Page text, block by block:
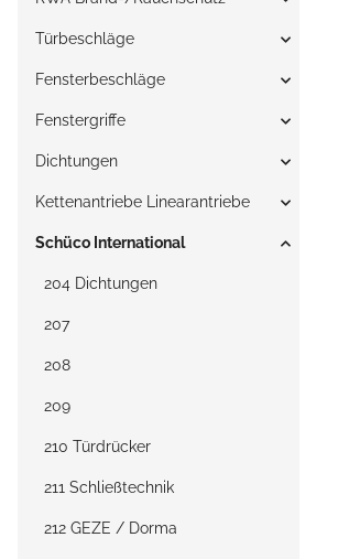
Türbeschläge
Fensterbeschläge
Fenstergriffe
Dichtungen
Kettenantriebe Linearantriebe
Schüco International
204 Dichtungen
207
208
209
210 Türdrücker
211 Schließtechnik
212 GEZE / Dorma